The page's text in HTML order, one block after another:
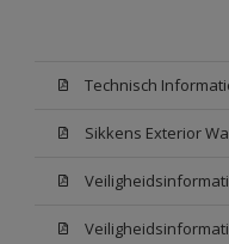
Technisch